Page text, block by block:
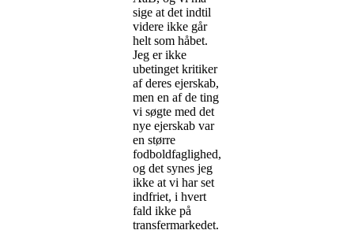
sige at det indtil
videre ikke går
helt som håbet.
Jeg er ikke
ubetinget kritiker
af deres ejerskab,
men en af de ting
vi søgte med det
nye ejerskab var
en større
fodboldfaglighed,
og det synes jeg
ikke at vi har set
indfriet, i hvert
fald ikke på
transfermarkedet.